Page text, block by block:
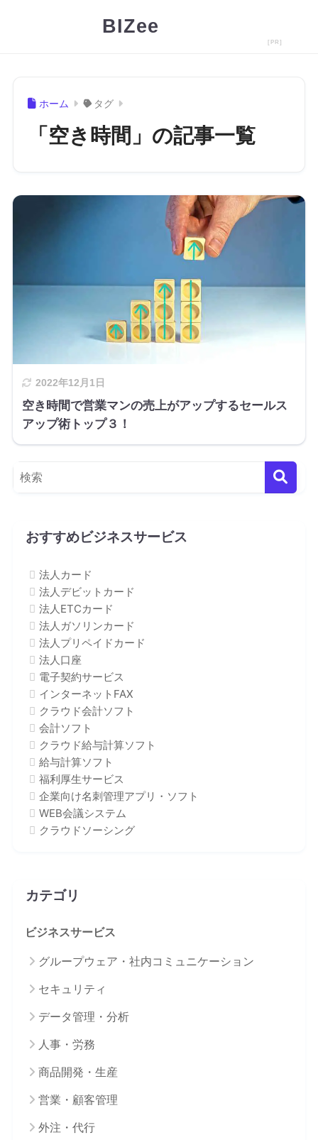
BIZee
ホーム タグ
「空き時間」の記事一覧
2022年12月1日
空き時間で営業マンの売上がアップするセールス
アップ術トップ３！
おすすめビジネスサービス
法人カード
法人デビットカード
法人ETCカード
法人ガソリンカード
法人プリペイドカード
法人口座
電子契約サービス
インターネットFAX
クラウド会計ソフト
会計ソフト
クラウド給与計算ソフト
給与計算ソフト
福利厚生サービス
企業向け名刺管理アプリ・ソフト
WEB会議システム
クラウドソーシング
カテゴリ
ビジネスサービス
グループウェア・社内コミュニケーション
セキュリティ
データ管理・分析
人事・労務
商品開発・生産
営業・顧客管理
外注・代行